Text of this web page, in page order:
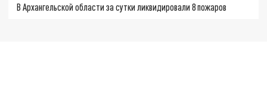
В Архангельской области за сутки ликвидировали 8 пожаров